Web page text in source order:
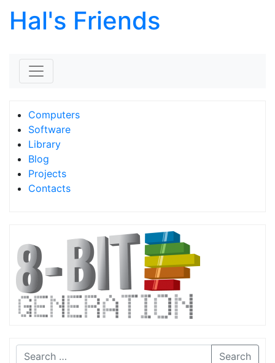
Hal's Friends
Computers
Software
Library
Blog
Projects
Contacts
Search